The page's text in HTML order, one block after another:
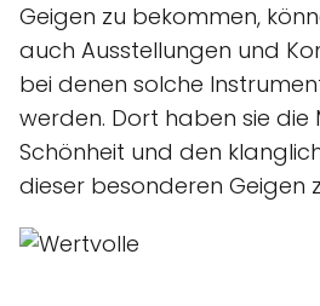
Geigen zu bekommen,
auch Ausstellungen und
bei denen solche
werden. Dort haben sie die
Schönheit und den
dieser besonderen Geigen